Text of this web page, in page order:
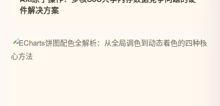
件解决方案